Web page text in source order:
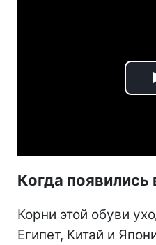
Когда появились
Корни этой обуви
Египет, Китай и